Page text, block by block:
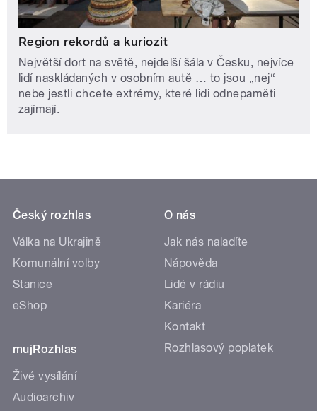
Region rekordů a kuriozit
Největší dort na světě, nejdelší šála v Česku, nejvíce
lidí naskládaných v osobním autě … to jsou „nej“
nebe jestli chcete extrémy, které lidi odnepaměti
zajímají.
Český rozhlas
Válka na Ukrajině
Komunální volby
Stanice
eShop
mujRozhlas
Živé vysílání
Audioarchiv
O nás
Jak nás naladíte
Nápověda
Lidé v rádiu
Kariéra
Kontakt
Rozhlasový poplatek